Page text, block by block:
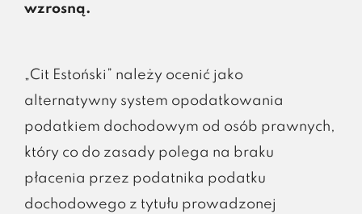
wzrosną.
„Cit Estoński” należy ocenić jako
alternatywny system opodatkowania
podatkiem dochodowym od osób prawnych,
który co do zasady polega na braku
płacenia przez podatnika podatku
dochodowego z tytułu prowadzonej